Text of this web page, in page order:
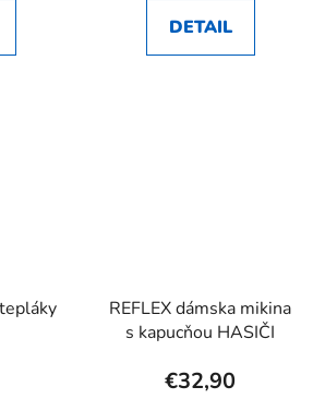
DETAIL
REFLEX dámska mikina
s kapucňou HASIČI
€32,90